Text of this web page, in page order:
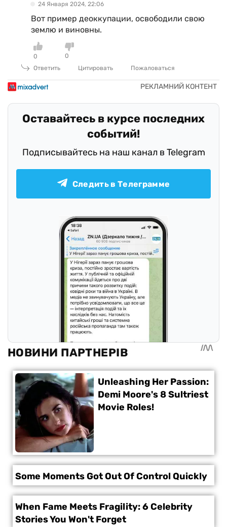
24 Января 2024, 22:06
Вот пример деоккупации, освободили свою
землю и виновны.
0
0
Ответить
Цитировать Пожаловаться
Оставайтесь в курсе последних
событий!
Подписывайтесь на наш канал в Telegram
Следить в Телеграмме